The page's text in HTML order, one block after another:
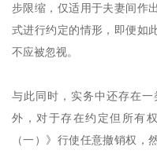
步限缩，仅适用于夫妻间作
式进行约定的情形，即便如
不应被忽视。
与此同时，实务中还存在
外，对于存在约定但所有
（一）》行使任意撤销权